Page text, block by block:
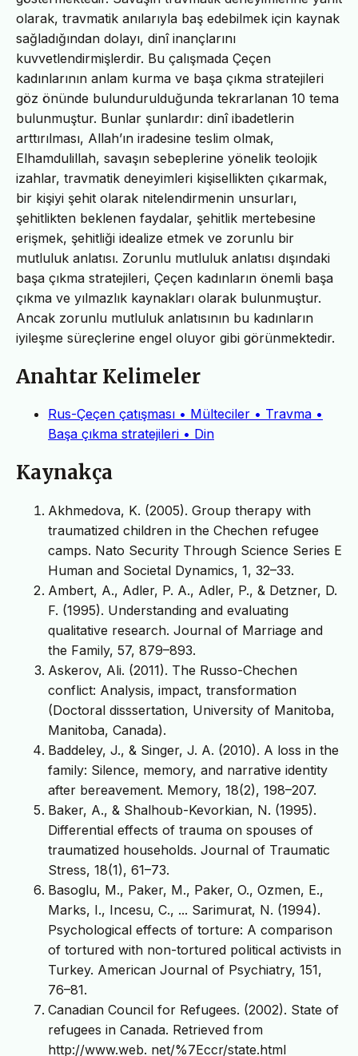
olarak, travmatik anılarıyla baş edebilmek için kaynak
sağladığından dolayı, dinî inançlarını
kuvvetlendirmişlerdir. Bu çalışmada Çeçen
kadınlarının anlam kurma ve başa çıkma stratejileri
göz önünde bulundurulduğunda tekrarlanan 10 tema
bulunmuştur. Bunlar şunlardır: dinî ibadetlerin
arttırılması, Allah’ın iradesine teslim olmak,
Elhamdulillah, savaşın sebeplerine yönelik teolojik
izahlar, travmatik deneyimleri kişisellikten çıkarmak,
bir kişiyi şehit olarak nitelendirmenin unsurları,
şehitlikten beklenen faydalar, şehitlik mertebesine
erişmek, şehitliği idealize etmek ve zorunlu bir
mutluluk anlatısı. Zorunlu mutluluk anlatısı dışındaki
başa çıkma stratejileri, Çeçen kadınların önemli başa
çıkma ve yılmazlık kaynakları olarak bulunmuştur.
Ancak zorunlu mutluluk anlatısının bu kadınların
iyileşme süreçlerine engel oluyor gibi görünmektedir.
Anahtar Kelimeler
Rus-Çeçen çatışması • Mülteciler • Travma •
Başa çıkma stratejileri • Din
Kaynakça
Akhmedova, K. (2005). Group therapy with
traumatized children in the Chechen refugee
camps. Nato Security Through Science Series E
Human and Societal Dynamics, 1, 32–33.
Ambert, A., Adler, P. A., Adler, P., & Detzner, D.
F. (1995). Understanding and evaluating
qualitative research. Journal of Marriage and
the Family, 57, 879–893.
Askerov, Ali. (2011). The Russo-Chechen
conflict: Analysis, impact, transformation
(Doctoral disssertation, University of Manitoba,
Manitoba, Canada).
Baddeley, J., & Singer, J. A. (2010). A loss in the
family: Silence, memory, and narrative identity
after bereavement. Memory, 18(2), 198–207.
Baker, A., & Shalhoub-Kevorkian, N. (1995).
Differential effects of trauma on spouses of
traumatized households. Journal of Traumatic
Stress, 18(1), 61–73.
Basoglu, M., Paker, M., Paker, O., Ozmen, E.,
Marks, I., Incesu, C., ... Sarimurat, N. (1994).
Psychological effects of torture: A comparison
of tortured with non-tortured political activists in
Turkey. American Journal of Psychiatry, 151,
76–81.
Canadian Council for Refugees. (2002). State of
refugees in Canada. Retrieved from
http://www.web. net/%7Eccr/state.html